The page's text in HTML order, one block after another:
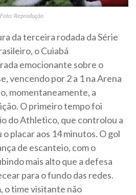
Foto: Reprodução
da terceira rodada da Série
o Cuiabá
emocionante sobre o
vencendo por 2 a 1 na Arena
momentaneamente, a
O primeiro tempo foi
do Athletico, que controlou a
o placar aos 14 minutos. O gol
de escanteio, com o
mais alto que a defesa
para o fundo das redes.
o time visitante não